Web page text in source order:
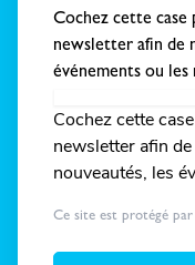
Cochez cette case
newsletter afin de
événements ou les
Cochez cette
newsletter afin
nouveautés, les
Ce site est protégé